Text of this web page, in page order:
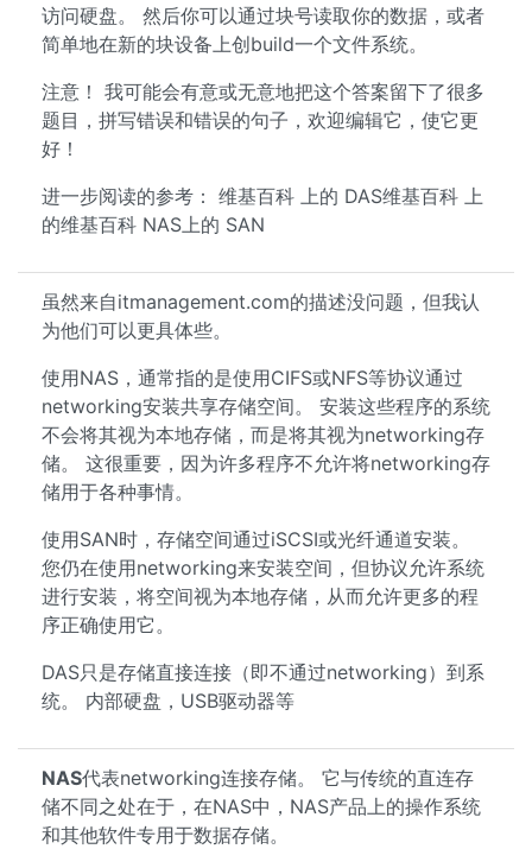
访问硬盘。 然后你可以通过块号读取你的数据，或者
简单地在新的块设备上创build一个文件系统。
注意！ 我可能会有意或无意地把这个答案留下了很多
题目，拼写错误和错误的句子，欢迎编辑它，使它更
好！
进一步阅读的参考： 维基百科 上的 DAS维基百科 上
的维基百科 NAS上的 SAN
虽然来自itmanagement.com的描述没问题，但我认
为他们可以更具体些。
使用NAS，通常指的是使用CIFS或NFS等协议通过
networking安装共享存储空间。 安装这些程序的系统
不会将其视为本地存储，而是将其视为networking存
储。 这很重要，因为许多程序不允许将networking存
储用于各种事情。
使用SAN时，存储空间通过iSCSI或光纤通道安装。
您仍在使用networking来安装空间，但协议允许系统
进行安装，将空间视为本地存储，从而允许更多的程
序正确使用它。
DAS只是存储直接连接（即不通过networking）到系
统。 内部硬盘，USB驱动器等
NAS代表networking连接存储。 它与传统的直连存
储不同之处在于，在NAS中，NAS产品上的操作系统
和其他软件专用于数据存储。